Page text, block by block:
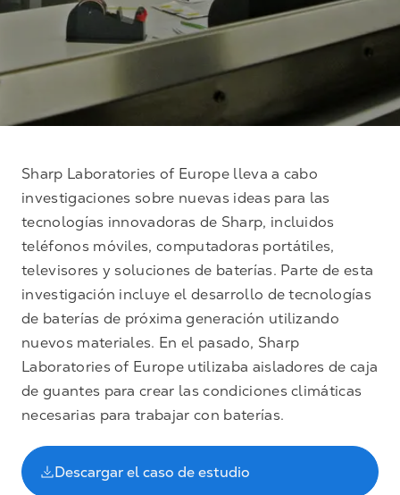
Sharp Laboratories of Europe lleva a cabo
investigaciones sobre nuevas ideas para las
tecnologías innovadoras de Sharp, incluidos
teléfonos móviles, computadoras portátiles,
televisores y soluciones de baterías. Parte de esta
investigación incluye el desarrollo de tecnologías
de baterías de próxima generación utilizando
nuevos materiales. En el pasado, Sharp
Laboratories of Europe utilizaba aisladores de caja
de guantes para crear las condiciones climáticas
necesarias para trabajar con baterías.
Descargar el caso de estudio